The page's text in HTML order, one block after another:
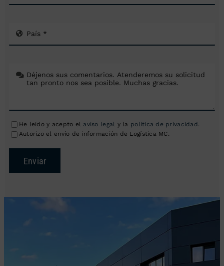
He leído y acepto el aviso legal y la política de privacidad.
Autorizo el envío de información de Logística MC.
Enviar